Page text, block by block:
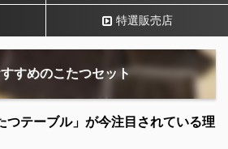
特選販売店
すめのこたつセット
つテーブル」が今注目されている理